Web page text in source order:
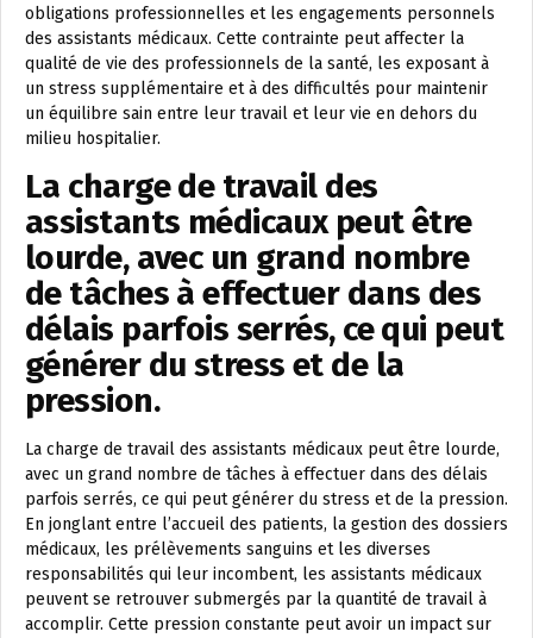
obligations professionnelles et les engagements personnels
des assistants médicaux. Cette contrainte peut affecter la
qualité de vie des professionnels de la santé, les exposant à
un stress supplémentaire et à des difficultés pour maintenir
un équilibre sain entre leur travail et leur vie en dehors du
milieu hospitalier.
La charge de travail des
assistants médicaux peut être
lourde, avec un grand nombre
de tâches à effectuer dans des
délais parfois serrés, ce qui peut
générer du stress et de la
pression.
La charge de travail des assistants médicaux peut être lourde,
avec un grand nombre de tâches à effectuer dans des délais
parfois serrés, ce qui peut générer du stress et de la pression.
En jonglant entre l’accueil des patients, la gestion des dossiers
médicaux, les prélèvements sanguins et les diverses
responsabilités qui leur incombent, les assistants médicaux
peuvent se retrouver submergés par la quantité de travail à
accomplir. Cette pression constante peut avoir un impact sur